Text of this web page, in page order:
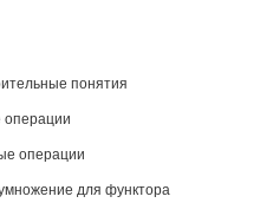
понятия
операции
для функтора